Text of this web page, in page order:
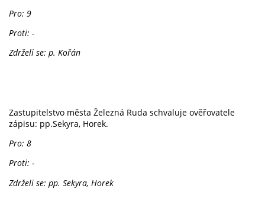
Pro: 9
Proti: -
Zdrželi se: p. Kořán
Zastupitelstvo města Železná Ruda schvaluje ověřovatele
zápisu: pp.Sekyra, Horek.
Pro: 8
Proti: -
Zdrželi se: pp. Sekyra, Horek